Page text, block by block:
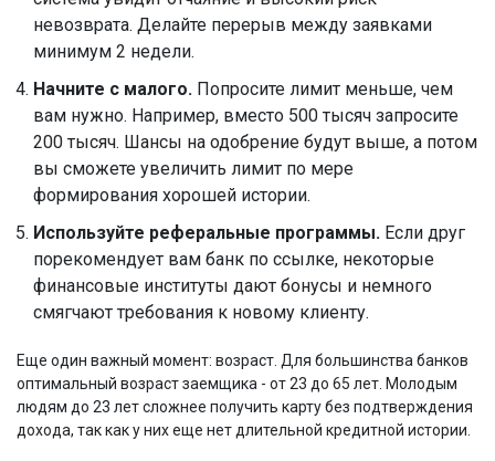
невозврата. Делайте перерыв между заявками
минимум 2 недели.
Начните с малого. Попросите лимит меньше, чем
вам нужно. Например, вместо 500 тысяч запросите
200 тысяч. Шансы на одобрение будут выше, а потом
вы сможете увеличить лимит по мере
формирования хорошей истории.
Используйте реферальные программы. Если друг
порекомендует вам банк по ссылке, некоторые
финансовые институты дают бонусы и немного
смягчают требования к новому клиенту.
Еще один важный момент: возраст. Для большинства банков
оптимальный возраст заемщика - от 23 до 65 лет. Молодым
людям до 23 лет сложнее получить карту без подтверждения
дохода, так как у них еще нет длительной кредитной истории.